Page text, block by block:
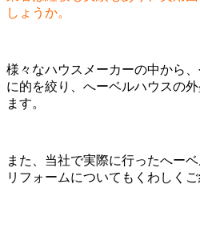
しょうか。
様々なハウスメーカーの中から
に的を絞り、へーベルハウスの
ます。
また、当社で実際に行ったへー
リフォームについてもくわしくご